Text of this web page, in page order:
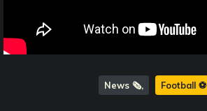
News 🗞️ Football ⚽️